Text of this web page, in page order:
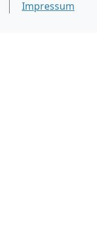
Impressum